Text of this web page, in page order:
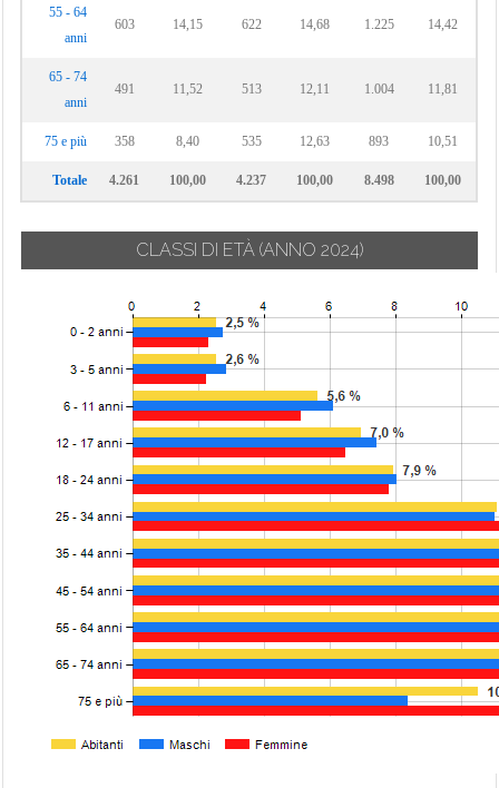
55 - 64
anni
603 14,15 622 14,68 1.225 14,42
65 - 74
anni
491 11,52 513 12,11 1.004 11,81
75 e più 358 8,40 535 12,63 893 10,51
Totale 4.261 100,00 4.237 100,00 8.498 100,00
CLASSI DI ETÀ (ANNO 2024)